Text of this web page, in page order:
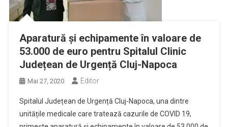
Aparatură și echipamente în valoare de
53.000 de euro pentru Spitalul Clinic
Județean de Urgență Cluj-Napoca
Mai 27, 2020 Editor
Spitalul Județean de Urgență Cluj-Napoca, una dintre
unitățile medicale care tratează cazurile de COVID 19,